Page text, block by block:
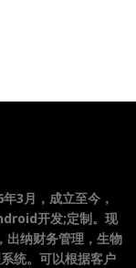
3月，成立至今，
开发;定制。现
出纳财务管理，生物
统。可以根据客户